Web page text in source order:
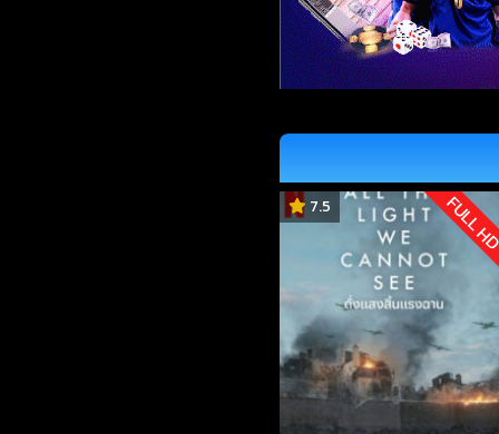
7.5 FULL